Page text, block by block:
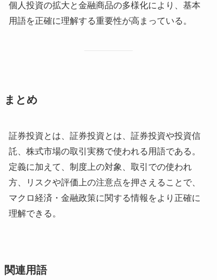
個人投資の拡大と金融商品の多様化により、基本
用語を正確に理解する重要性が高まっている。
まとめ
証券投資とは、証券投資とは、証券投資や投資信
託、株式市場の取引実務で使われる用語である。
定義に加えて、制度上の対象、取引での使われ
方、リスクや評価上の注意点を押さえることで、
マクロ経済・金融政策に関する情報をより正確に
理解できる。
関連用語